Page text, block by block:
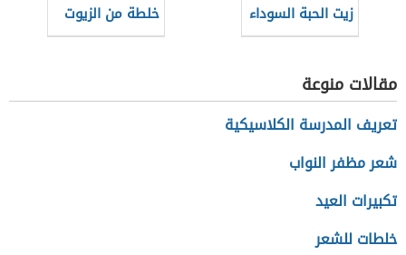
زيت الحبة السوداء
للشعر
خلطة من الزيوت
المفيدة للشعر
مقالات منوعة
تعريف المدرسة الكلاسيكية
شعر مظفر النواب
تكبيرات العيد
خلطات للشعر